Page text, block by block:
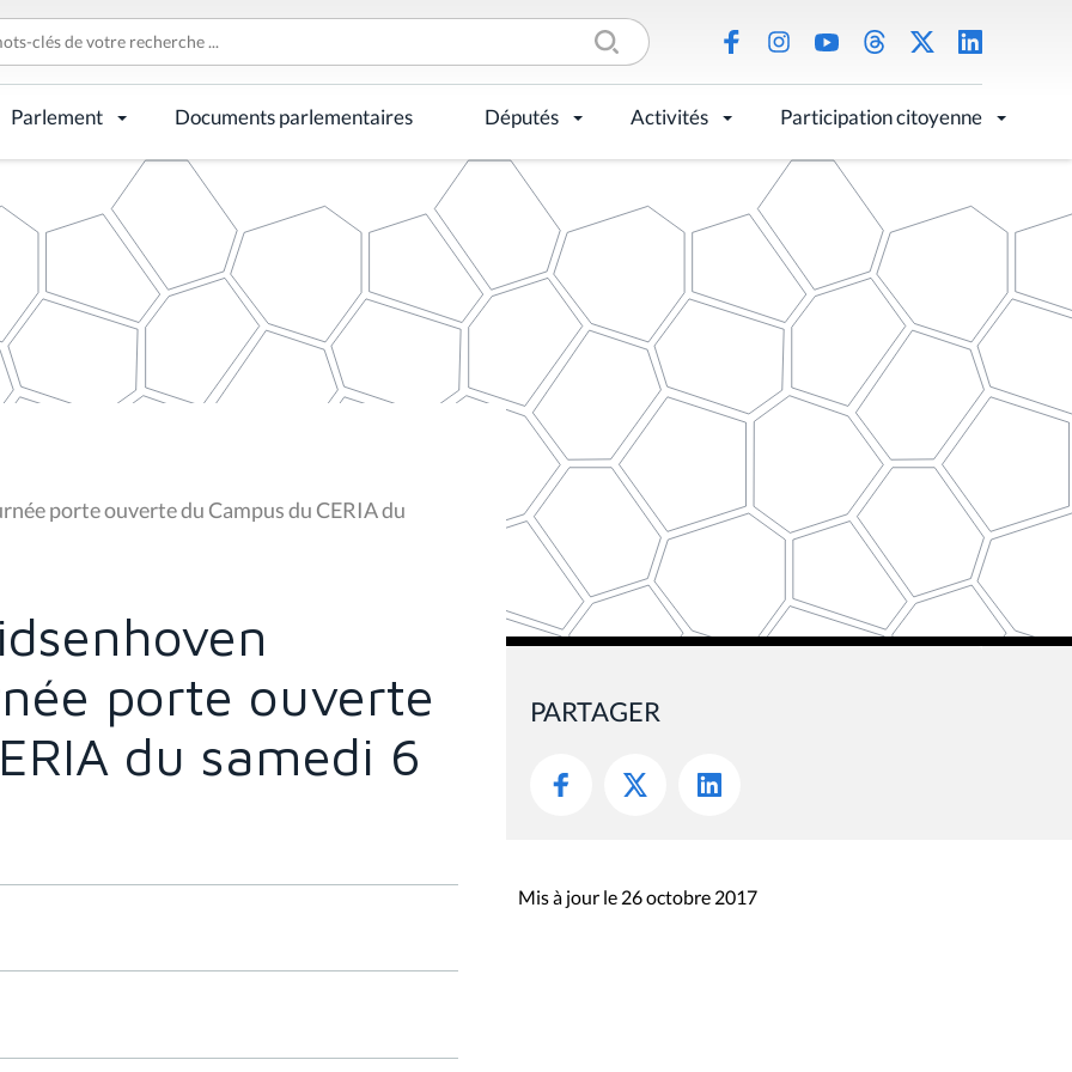
Parlement Documents parlementaires Députés Activités Participation citoyenne
porte ouverte du Campus du CERIA du
porte ouverte
du samedi 6
PARTAGER
Mis à jour le 26 octobre 2017